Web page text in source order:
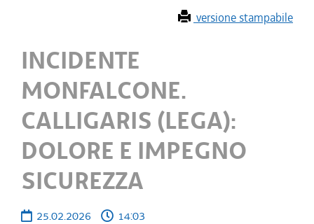
versione stampabile
INCIDENTE
MONFALCONE.
CALLIGARIS (LEGA):
DOLORE E IMPEGNO
SICUREZZA
25.02.2026
14:03